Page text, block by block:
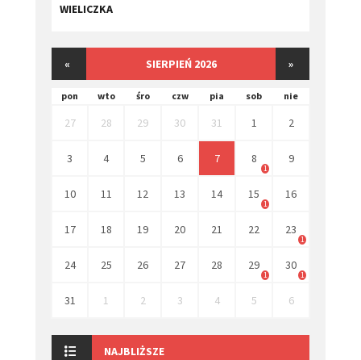
WIELICZKA
« SIERPIEŃ 2026 »
pon wto śro czw pia sob nie
27 28 29 30 31 1 2
3 4 5 6 7 8
1
9
10 11 12 13 14 15
1
16
17 18 19 20 21 22 23
1
24 25 26 27 28 29
1
30
1
31 1 2 3 4 5 6
NAJBLIŻSZE